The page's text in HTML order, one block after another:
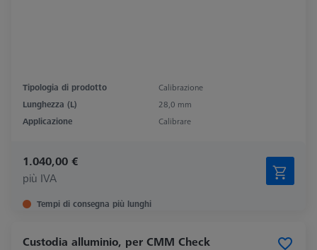
Tipologia di prodotto
Calibrazione
Lunghezza (L)
28,0 mm
Applicazione
Calibrare
1.040,00 €
più IVA
Tempi di consegna più lunghi
Custodia alluminio, per CMM Check